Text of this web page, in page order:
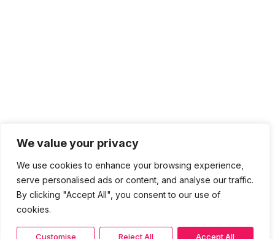
We value your privacy
We use cookies to enhance your browsing experience,
serve personalised ads or content, and analyse our traffic.
By clicking "Accept All", you consent to our use of
cookies.
Customise Reject All Accept All